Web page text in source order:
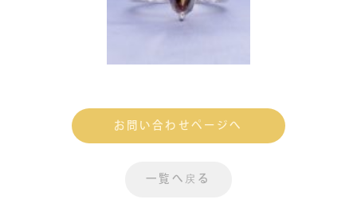
お問い合わせページへ
一覧へ戻る